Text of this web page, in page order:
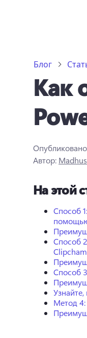
Блог
Как
Опубликовано
Автор:
На этой
Способ
Способ
Способ
Метод